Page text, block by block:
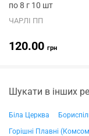
по 8 г 10 шт
ЧАРЛІ ПП
120.00 грн
Шукати в інших
Біла Церква
Горішні Плавні